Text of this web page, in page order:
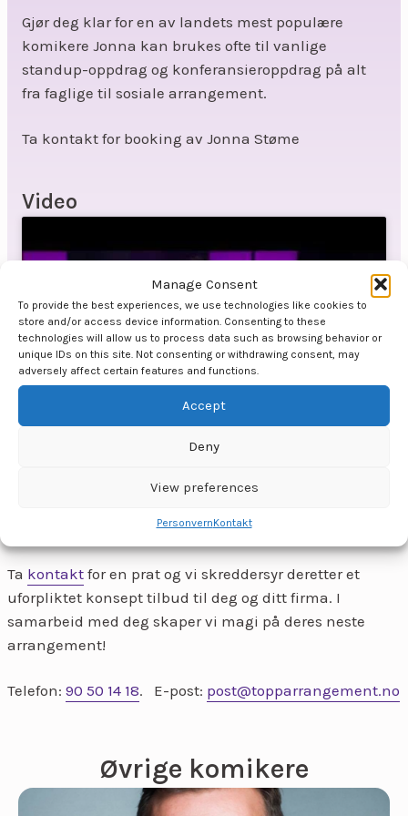
Manage Consent
To provide the best experiences, we use technologies like cookies to
store and/or access device information. Consenting to these
technologies will allow us to process data such as browsing behavior or
unique IDs on this site. Not consenting or withdrawing consent, may
adversely affect certain features and functions.
Accept
Deny
View preferences
PersonvernKontakt
Gjør deg klar for en av landets mest populære
komikere Jonna kan brukes ofte til vanlige
standup-oppdrag og konferansieroppdrag på alt
fra faglige til sosiale arrangement.
Ta kontakt for booking av Jonna Støme
Video
Klikk for å godta markedsføring
informasjonskapsler og aktivere dette
innholdet
Ta kontakt for en prat og vi skreddersyr deretter et
uforpliktet konsept tilbud til deg og ditt firma. I
samarbeid med deg skaper vi magi på deres neste
arrangement!
Telefon: 90 50 14 18. E-post: post@topparrangement.no
Øvrige komikere